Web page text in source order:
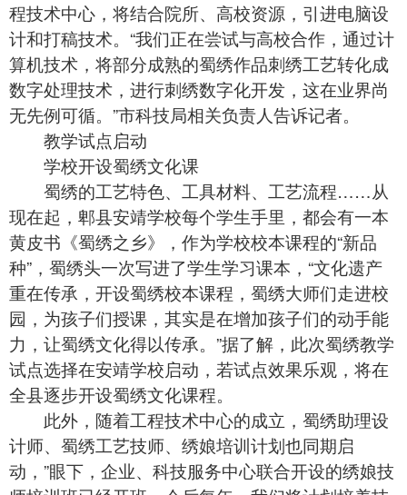
程技术中心，将结合院所、高校资源，引进电脑设
计和打稿技术。“我们正在尝试与高校合作，通过计
算机技术，将部分成熟的蜀绣作品刺绣工艺转化成
数字处理技术，进行刺绣数字化开发，这在业界尚
无先例可循。”市科技局相关负责人告诉记者。
教学试点启动
学校开设蜀绣文化课
蜀绣的工艺特色、工具材料、工艺流程……从
现在起，郫县安靖学校每个学生手里，都会有一本
黄皮书《蜀绣之乡》，作为学校校本课程的“新品
种”，蜀绣头一次写进了学生学习课本，“文化遗产
重在传承，开设蜀绣校本课程，蜀绣大师们走进校
园，为孩子们授课，其实是在增加孩子们的动手能
力，让蜀绣文化得以传承。”据了解，此次蜀绣教学
试点选择在安靖学校启动，若试点效果乐观，将在
全县逐步开设蜀绣文化课程。
此外，随着工程技术中心的成立，蜀绣助理设
计师、蜀绣工艺技师、绣娘培训计划也同期启
动，”眼下，企业、科技服务中心联合开设的绣娘技